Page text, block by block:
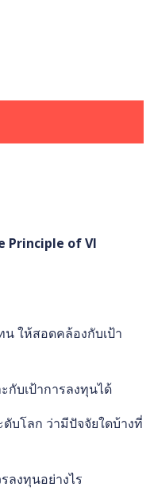
Principle of VI
ให้สอดคล้องกับเป้า
กับเป้าการลงทุนได้
บโลก ว่ามีปัจจัยใดบ้างที่
ลงทุนอย่างไร